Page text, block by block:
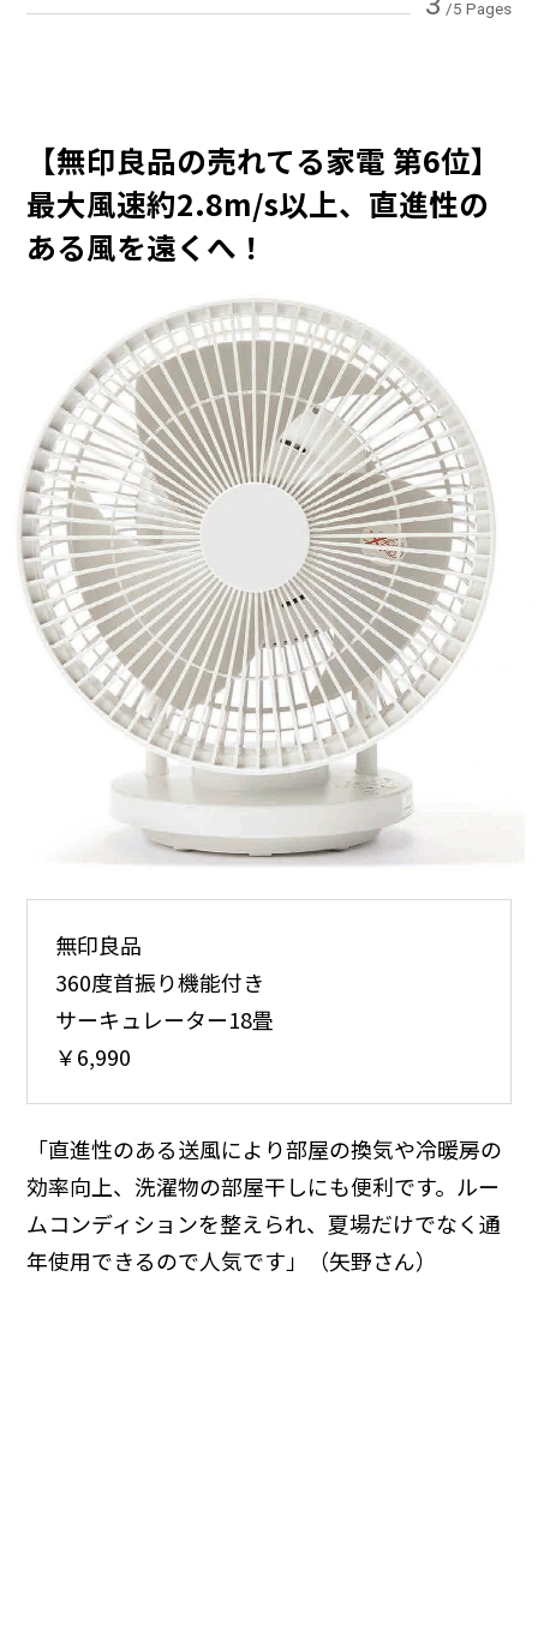
/5 Pages
【無印良品の売れてる家電 第6位】
最大風速約2.8m/s以上、直進性の
ある風を遠くへ！
無印良品
360度首振り機能付き
サーキュレーター18畳
￥6,990
「直進性のある送風により部屋の換気や冷暖房の
効率向上、洗濯物の部屋干しにも便利です。ルー
ムコンディションを整えられ、夏場だけでなく通
年使用できるので人気です」（矢野さん）